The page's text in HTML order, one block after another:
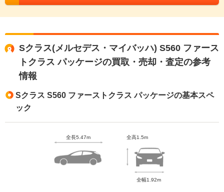
Sクラス(メルセデス・マイバッハ) S560 ファース
トクラス パッケージの買取・売却・査定の参考
情報
Sクラス S560 ファーストクラス パッケージの基本スペ
ック
全長5.47m 全高1.5m
全幅1.92m